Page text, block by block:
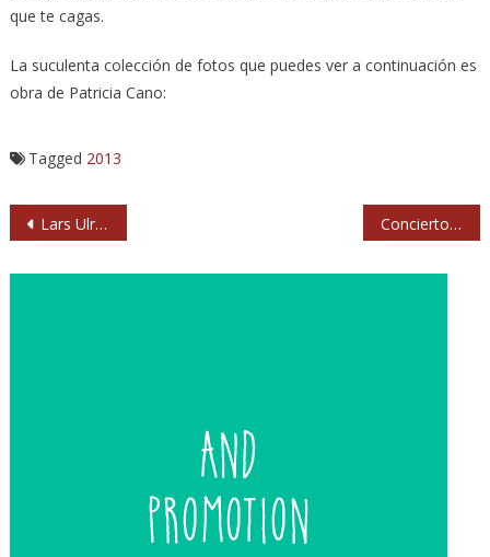
que te cagas.
La suculenta colección de fotos que puedes ver a continuación es
obra de Patricia Cano:
Tagged 2013
Navegación
Lars Ulrich, sobre la película de Metallica en 3D: «Es divertido, absurdo y abrumador verte tan grande en la pantalla» Concierto de despedida de Scorpions el 8 de marzo de 2014 en Madrid